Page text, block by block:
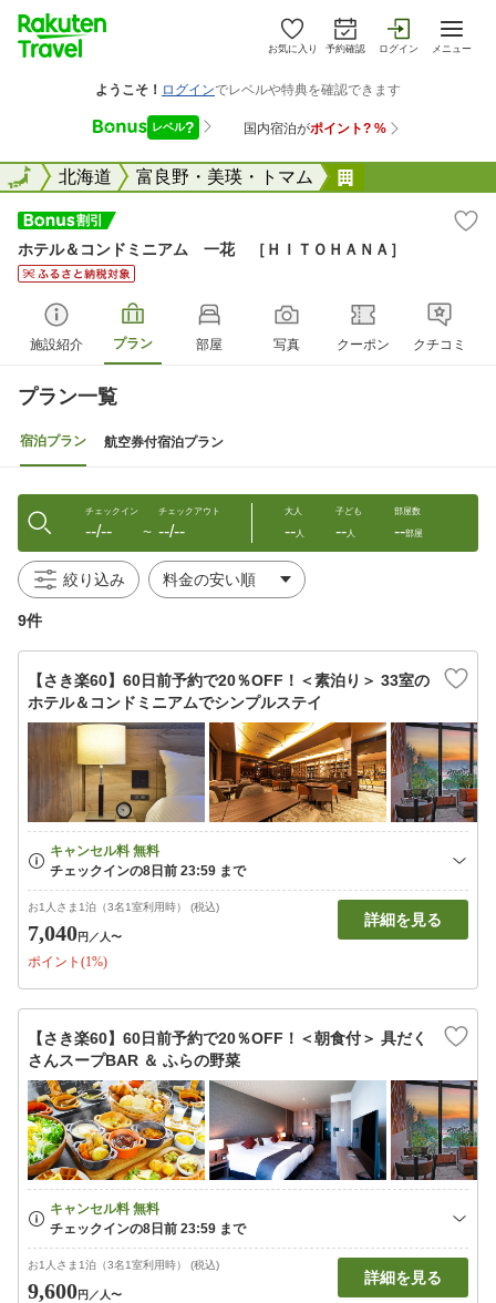
お気に入り 予約確認 ログイン メニュー
全国北海道 富良野・美瑛・トマム
全国
ホテル＆コンドミニアム 一花 ［ＨＩＴＯＨＡＮＡ］
施設紹介 プラン 部屋 写真 クーポン クチコミ
プラン一覧
宿泊プラン 航空券付宿泊プラン
チェックイン
--/-- 〜
チェックアウト
--/--
大人
--人
子ども
--人
部屋数
--部屋
絞り込み
9件
【さき楽60】60日前予約で20％OFF！＜素泊り＞ 33室の
ホテル＆コンドミニアムでシンプルステイ
お1人さま1泊（3名1室利用時） (税込)
7,040円 ／人〜
ポイント(1%)
詳細を見る
【さき楽60】60日前予約で20％OFF！＜朝食付＞ 具だく
さんスープBAR ＆ ふらの野菜
お1人さま1泊（3名1室利用時） (税込)
9,600円 ／人〜
詳細を見る